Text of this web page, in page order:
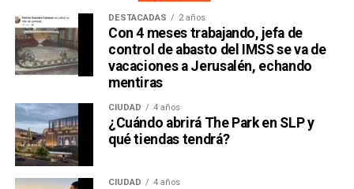
DESTACADAS 2 años
Con 4 meses trabajando, jefa de
control de abasto del IMSS se va de
vacaciones a Jerusalén, echando
mentiras
CIUDAD 4 años
¿Cuándo abrirá The Park en SLP y
qué tiendas tendrá?
CIUDAD 4 años